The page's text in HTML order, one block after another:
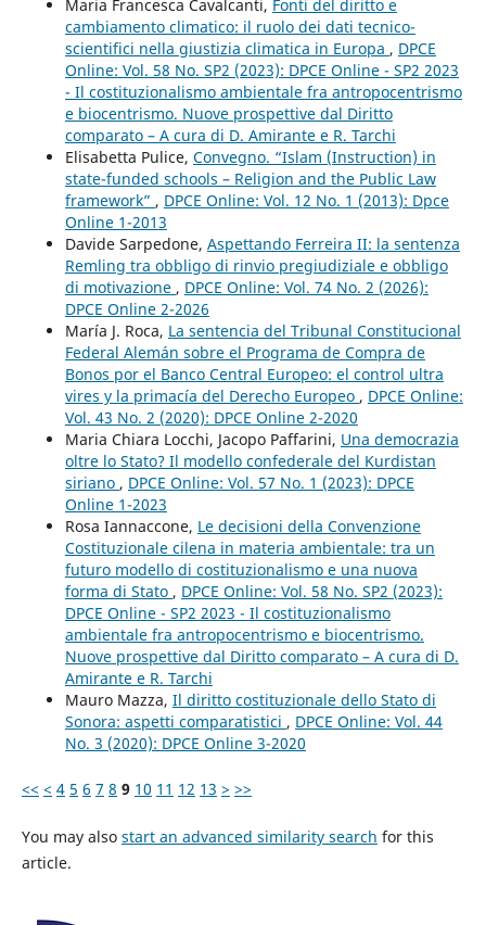
Maria Francesca Cavalcanti, Fonti del diritto e
cambiamento climatico: il ruolo dei dati tecnico-
scientifici nella giustizia climatica in Europa , DPCE
Online: Vol. 58 No. SP2 (2023): DPCE Online - SP2 2023
- Il costituzionalismo ambientale fra antropocentrismo
e biocentrismo. Nuove prospettive dal Diritto
comparato – A cura di D. Amirante e R. Tarchi
Elisabetta Pulice, Convegno. “Islam (Instruction) in
state-funded schools – Religion and the Public Law
framework” , DPCE Online: Vol. 12 No. 1 (2013): Dpce
Online 1-2013
Davide Sarpedone, Aspettando Ferreira II: la sentenza
Remling tra obbligo di rinvio pregiudiziale e obbligo
di motivazione , DPCE Online: Vol. 74 No. 2 (2026):
DPCE Online 2-2026
María J. Roca, La sentencia del Tribunal Constitucional
Federal Alemán sobre el Programa de Compra de
Bonos por el Banco Central Europeo: el control ultra
vires y la primacía del Derecho Europeo , DPCE Online:
Vol. 43 No. 2 (2020): DPCE Online 2-2020
Maria Chiara Locchi, Jacopo Paffarini, Una democrazia
oltre lo Stato? Il modello confederale del Kurdistan
siriano , DPCE Online: Vol. 57 No. 1 (2023): DPCE
Online 1-2023
Rosa Iannaccone, Le decisioni della Convenzione
Costituzionale cilena in materia ambientale: tra un
futuro modello di costituzionalismo e una nuova
forma di Stato , DPCE Online: Vol. 58 No. SP2 (2023):
DPCE Online - SP2 2023 - Il costituzionalismo
ambientale fra antropocentrismo e biocentrismo.
Nuove prospettive dal Diritto comparato – A cura di D.
Amirante e R. Tarchi
Mauro Mazza, Il diritto costituzionale dello Stato di
Sonora: aspetti comparatistici , DPCE Online: Vol. 44
No. 3 (2020): DPCE Online 3-2020
<< < 4 5 6 7 8 9 10 11 12 13 > >>
You may also start an advanced similarity search for this
article.